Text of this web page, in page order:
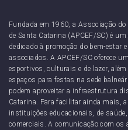
Fundada em 1960, a Associação do
de Santa Catarina (APCEF/SC) é
dedicado à promoção do bem-estar
associados. A APCEF/SC oferece
esportivos, culturais e de lazer,
espaços para festas na sede
podem aproveitar a infraestrutura
Catarina. Para facilitar ainda mais,
instituições educacionais, de
comerciais. A comunicação com os